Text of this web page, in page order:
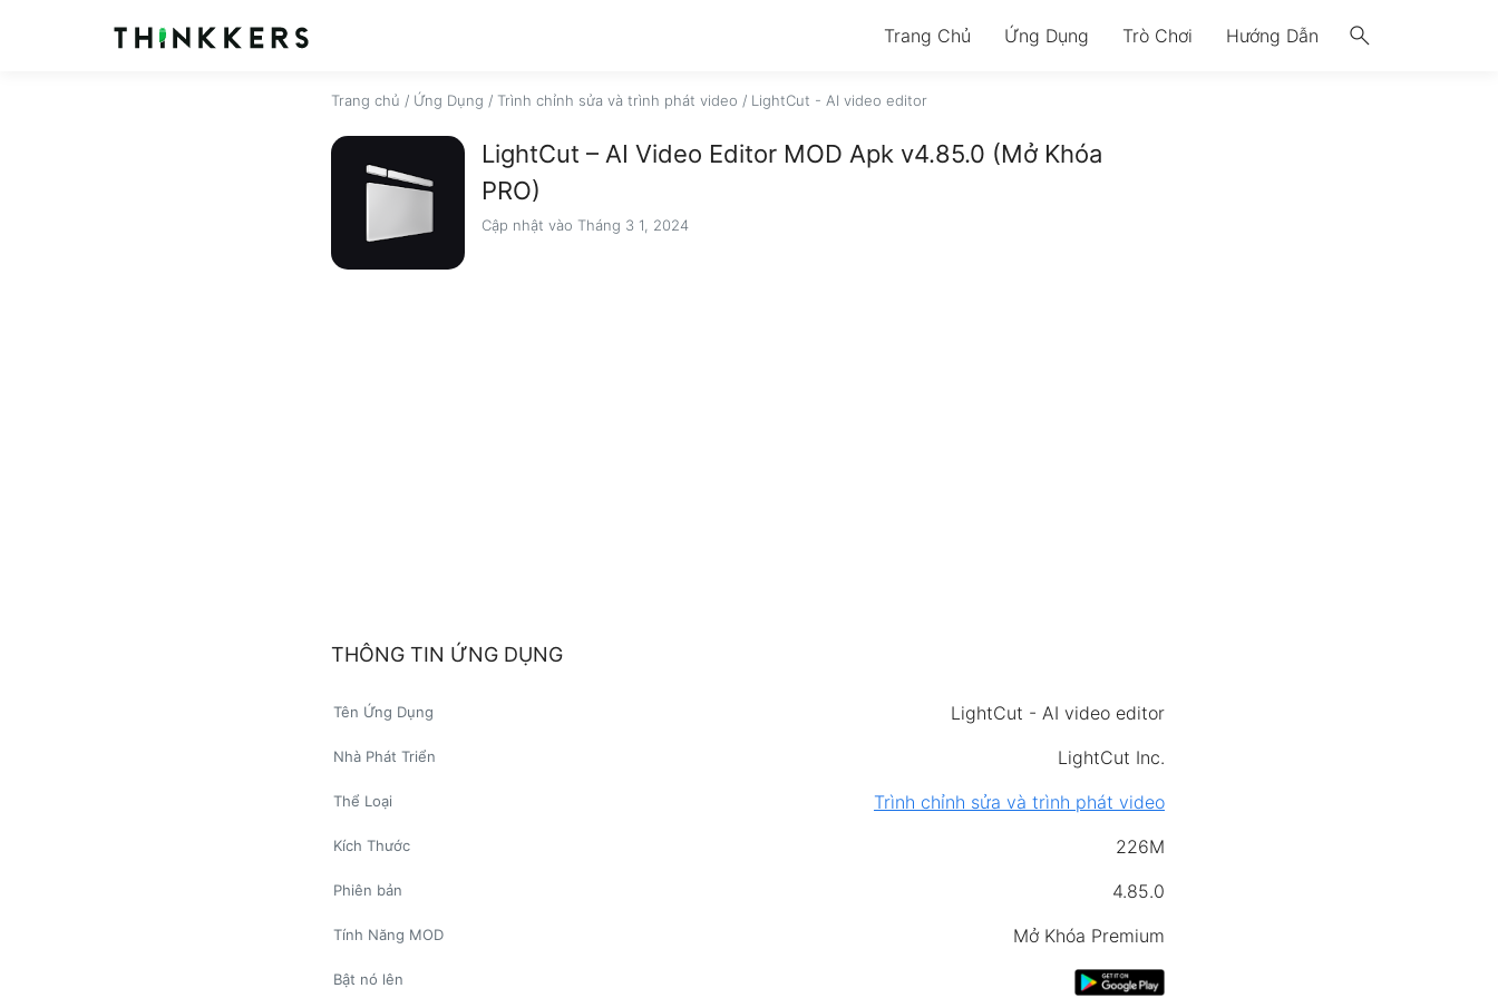
search
Trang Chủ Ứng Dụng Trò Chơi Hướng Dẫn
Trang chủ / Ứng Dụng / Trình chỉnh sửa và trình phát video / LightCut - AI video editor
LightCut – AI Video Editor MOD Apk v4.85.0 (Mở Khóa
PRO)
Cập nhật vào Tháng 3 1, 2024
THÔNG TIN ỨNG DỤNG
Tên Ứng Dụng LightCut - AI video editor
Nhà Phát Triển LightCut Inc.
Thể Loại Trình chỉnh sửa và trình phát video
Kích Thước 226M
Phiên bản 4.85.0
Tính Năng MOD Mở Khóa Premium
Bật nó lên